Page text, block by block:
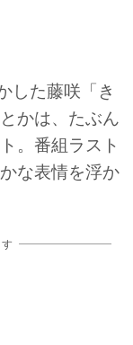
した藤咲「き
かは、たぶん
。番組ラスト
な表情を浮か